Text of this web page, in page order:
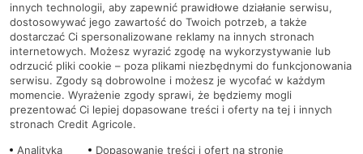
RODO
Regulamin serwisu
Mapa serwisu
PolitykaCookies
innych technologii, aby zapewnić prawidłowe działanie serwisu,
dostosowywać jego zawartość do Twoich potrzeb, a także
dostarczać Ci spersonalizowane reklamy na innych stronach
internetowych. Możesz wyrazić zgodę na wykorzystywanie lub
odrzucić pliki cookie – poza plikami niezbędnymi do funkcjonowania
serwisu. Zgody są dobrowolne i możesz je wycofać w każdym
momencie. Wyrażenie zgody sprawi, że będziemy mogli
prezentować Ci lepiej dopasowane treści i oferty na tej i innych
stronach Credit Agricole.
Analityka
Dopasowanie treści i ofert na stronie